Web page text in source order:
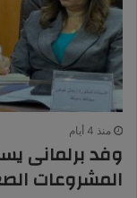
منذ 4 أيام
وفد برلمانى
المشروعات